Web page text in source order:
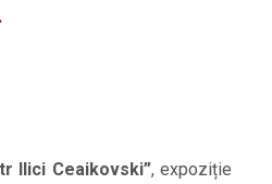
Ilici Ceaikovski”, expoziție